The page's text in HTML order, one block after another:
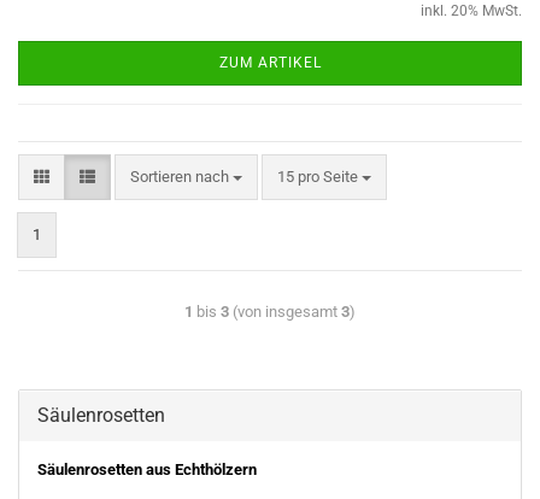
inkl. 20% MwSt.
ZUM ARTIKEL
Sortieren nach 15 pro Seite
1
1 bis 3 (von insgesamt 3)
Säulenrosetten
Säulenrosetten aus Echthölzern